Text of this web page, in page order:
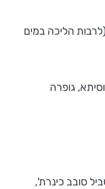
(לרבות הליכה במים
גופרה
סובב כינרת',